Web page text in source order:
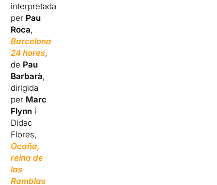
interpretada
per Pau
Roca,
Barcelona
24 hores,
de Pau
Barbarà,
dirigida
per Marc
Flynn i
Dídac
Flores,
Ocaña,
reina de
las
Ramblas